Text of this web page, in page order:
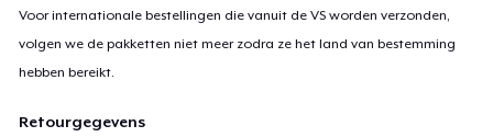
Voor internationale bestellingen die vanuit de VS worden verzonden,
volgen we de pakketten niet meer zodra ze het land van bestemming
hebben bereikt.
Retourgegevens